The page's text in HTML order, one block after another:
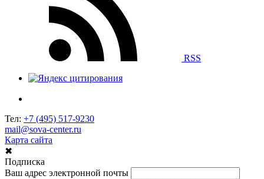
RSS
Тел: +7 (495) 517-9230
mail@sova-center.ru
Карта сайта
✖
Подписка
Ваш адрес электронной почты